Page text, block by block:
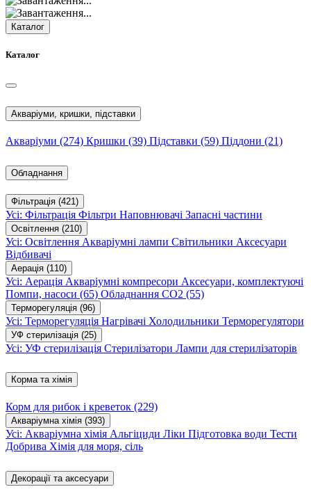
Каталог
Каталог
Акваріуми, кришки, підставки
Акваріуми (274) Кришки (39) Підставки (59) Піддони (21)
Обладнання
Фільтрація (421)
Усі: Фільтрація Фільтри Наповнювачі Запасні частини
Освітлення (210)
Усі: Освітлення Акваріумні лампи Світильники Аксесуари
Відбивачі
Аерація (110)
Усі: Аерація Акваріумні компресори Аксесуари, комплектуючі
Помпи, насоси (65) Обладнання CO2 (55)
Терморегуляція (96)
Усі: Терморегуляція Нагрівачі Холодильники Терморегулятори
УФ стерилізація (25)
Усі: УФ стерилізація Стерилізатори Лампи для стерилізаторів
Корма та хімія
Корм для рибок і креветок (229)
Акваріумна хімія (393)
Усі: Акваріумна хімія Альгіциди Ліки Підготовка води Тести
Добрива Хімія для моря, сіль
Декорації та аксесуари